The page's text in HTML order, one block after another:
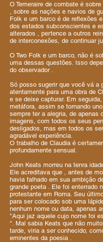
O Temeraire de combate é
, sobre as nações e navios de
Folk e um barco é de reflexões
dos estados subconscientes e
alterados , pertence a outros
de interconexões, de continuar
O Two Folk e um barco, não é
uma dessas questões. Isso
do observador .
Só posso sugerir que você vá a
atentamente para uma obra de
e se deixe capturar. Em
metáfora, assim se tornando
sempre ter a alegria, de apenas
imagens, com todos os seus
desligados, mas em todos os
agradável experiência.
O trabalho de Claudia é
profundamente sensual.
John Keats morreu na tenra
Ele acreditava que , antes de
havia falhado em sua ambição
grande poeta . Ele foi enterrado
protestante em Roma. Seu
para ser colocado sob uma
nenhum nome ou data, apenas
"Aqui jaz aquele cujo nome foi
". Mal sabia Keats que não
tarde, viria a ser conhecido,
eminentes da poesia .